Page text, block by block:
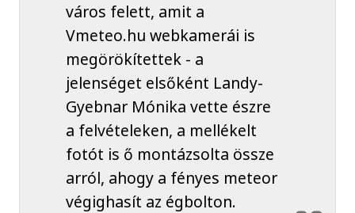
város felett, amit a
Vmeteo.hu webkamerái is
megörökítettek - a
jelenséget elsőként Landy-
Gyebnar Mónika vette észre
a felvételeken, a mellékelt
fotót is ő montázsolta össze
arról, ahogy a fényes meteor
végighasít az égbolton.